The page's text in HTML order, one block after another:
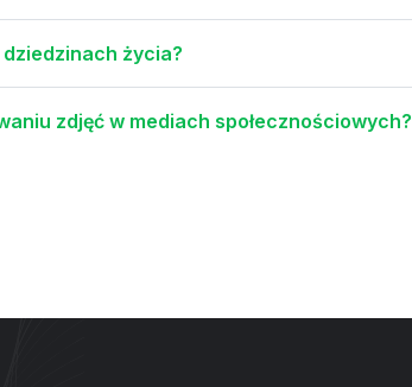
życia?
zdjęć w mediach społecznościowych?